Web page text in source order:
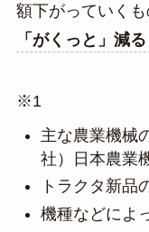
額下がっていくも
「がくっと」減
※1
主な農業機械
社）日本農業
トラクタ新品
機種などによ